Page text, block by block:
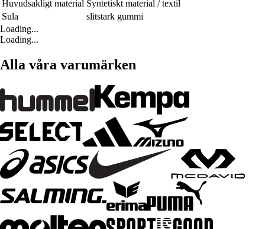
Huvudsakligt material Syntetiskt material / textil
Sula
slitstark gummi
Loading...
Loading...
Alla våra varumärken